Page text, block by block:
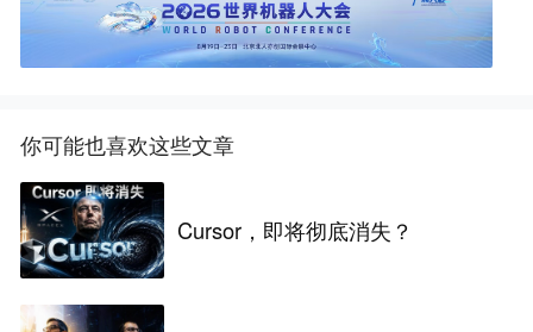
你可能也喜欢这些文章
Cursor，即将彻底消失？